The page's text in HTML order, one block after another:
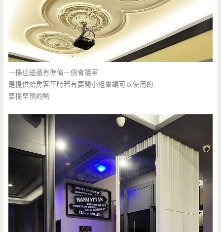
一樓這邊還有準備一個會議室
是提供給房客平時若有要開小組會議可以使用的
要提早預約喲